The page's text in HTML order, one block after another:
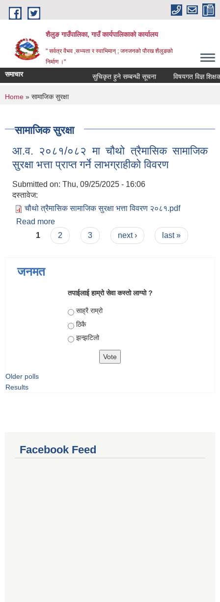
Skip to main content
शैलुङ गाउँपालिका, गाउँ कार्यपालिकाको कार्यालय
" सर्वत्र वैभव ,सभ्यता र स्वाभिमान् ; जनजनको पौरख शैलुङको
निर्माण ।"
समाचार सुचिकृत हुने सम्बन्धी सूचना विषयगत विज्ञ
You are here
Home » सामाजिक सुरक्षा
सामाजिक सुरक्षा
आ.व. २०८१/०८२ मा चौथो त्रैमासिक सामाजिक
सुरक्षा भत्ता प्राप्त गर्ने लाभग्राहीको विवरण
Submitted on: Thu, 09/25/2025 - 16:06
दस्तावेज:
चौथो त्रैमासिक सामाजिक सुरक्षा भत्ता विवरण २०८१.pdf
Read more
सुरक्षा भत्ता प्राप्त गर्ने लाभग्राहीको विवरण
Pages
1 2 3 next › last »
जनमत
तपाईलाई हाम्रो सेवा कस्तो लाग्यो ?
Choices
साह्रै राम्रो
ठिकै
झन्झटिलो
Older polls
Results
Facebook Feed